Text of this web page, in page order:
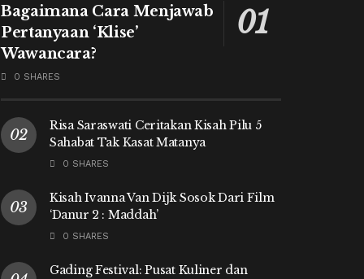
Bagaimana Cara Menjawab
Pertanyaan ‘Klise’
Wawancara?
0 SHARES
Risa Saraswati Ceritakan Kisah Pilu 5
Sahabat Tak Kasat Matanya
0 SHARES
Kisah Ivanna Van Dijk Sosok Dari Film
‘Danur 2 : Maddah’
0 SHARES
Gading Festival: Pusat Kuliner dan